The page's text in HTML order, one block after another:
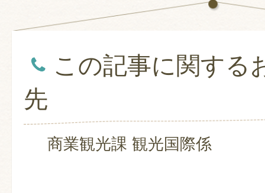
この記事に関する
先
商業観光課 観光国際係